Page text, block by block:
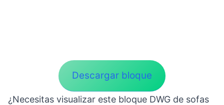
Descargar bloque
¿Necesitas visualizar este bloque DWG de sofas